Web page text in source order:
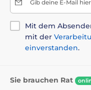
Gib deine E-Mail
Mit dem
mit der
einverstanden.
Sie brauchen Rat